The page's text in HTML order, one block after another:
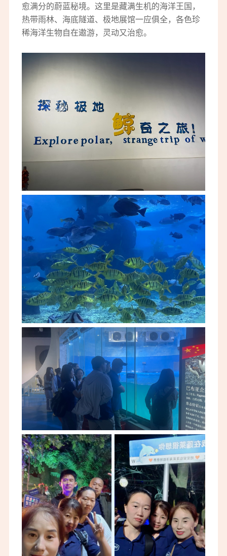
愈满分的蔚蓝秘境。这里是藏满生机的海洋王国，
热带雨林、海底隧道、极地展馆一应俱全，各色珍
稀海洋生物自在遨游，灵动又治愈。